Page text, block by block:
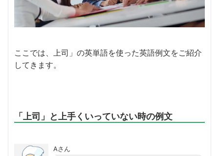
ここでは、上司」の英単語を使った英語例文をご紹介
してきます。
「上司」と上手くいっていない時の例文
Aさん